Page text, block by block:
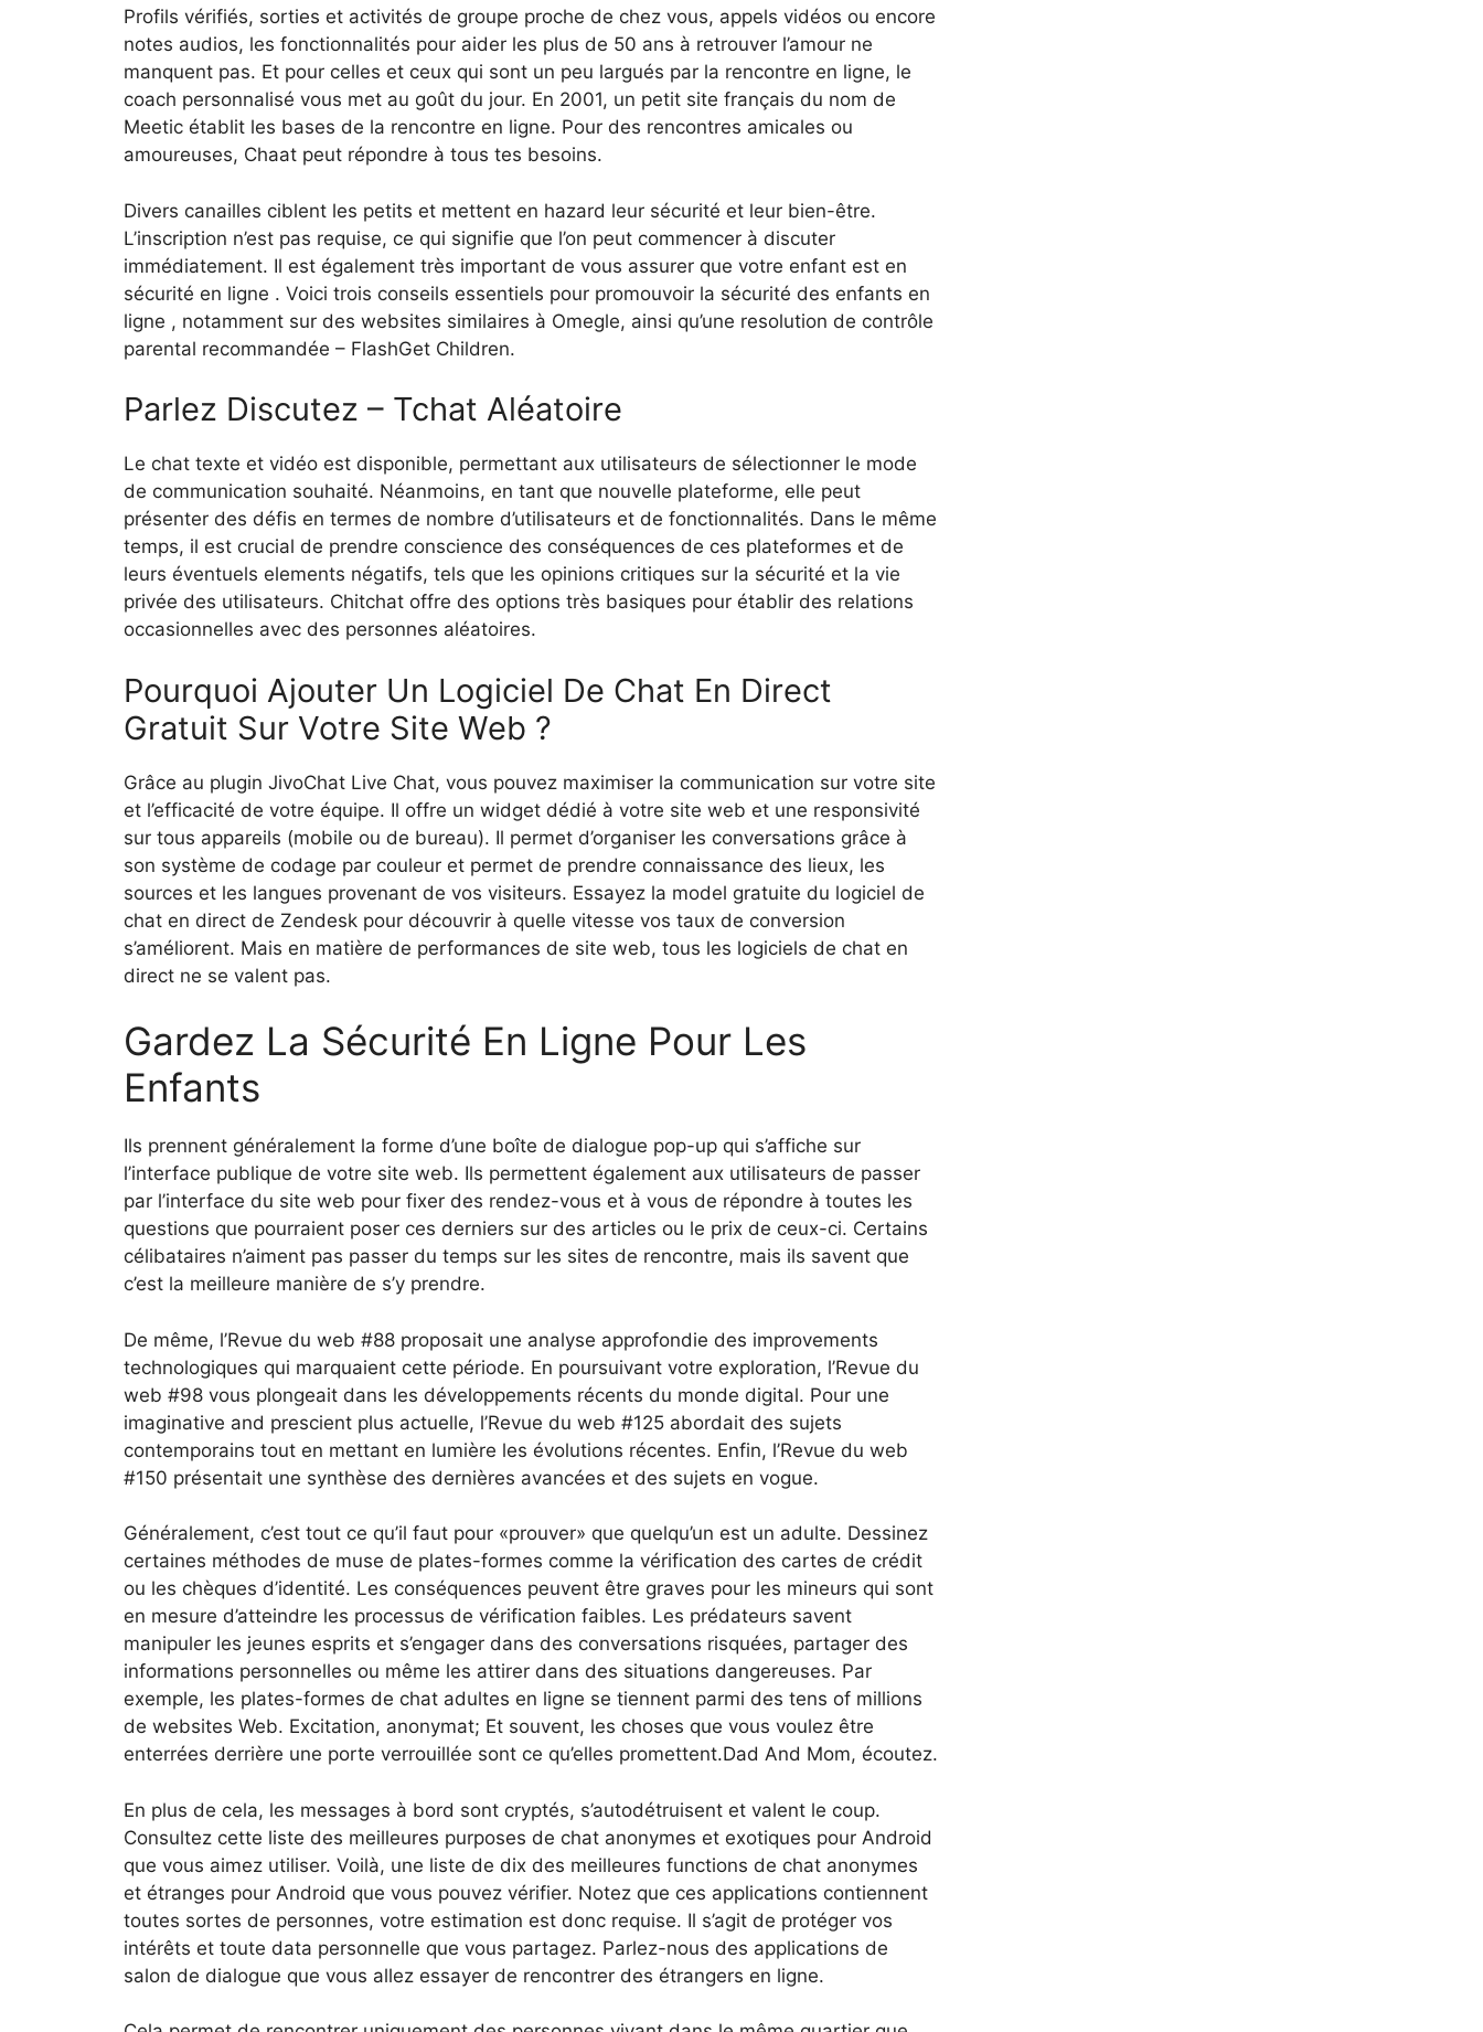
Profils vérifiés, sorties et activités de groupe proche de chez vous, appels vidéos ou encore
notes audios, les fonctionnalités pour aider les plus de 50 ans à retrouver l’amour ne
manquent pas. Et pour celles et ceux qui sont un peu largués par la rencontre en ligne, le
coach personnalisé vous met au goût du jour. En 2001, un petit site français du nom de
Meetic établit les bases de la rencontre en ligne. Pour des rencontres amicales ou
amoureuses, Chaat peut répondre à tous tes besoins.
Divers canailles ciblent les petits et mettent en hazard leur sécurité et leur bien-être.
L’inscription n’est pas requise, ce qui signifie que l’on peut commencer à discuter
immédiatement. Il est également très important de vous assurer que votre enfant est en
sécurité en ligne . Voici trois conseils essentiels pour promouvoir la sécurité des enfants en
ligne , notamment sur des websites similaires à Omegle, ainsi qu’une resolution de contrôle
parental recommandée – FlashGet Children.
Parlez Discutez – Tchat Aléatoire
Le chat texte et vidéo est disponible, permettant aux utilisateurs de sélectionner le mode
de communication souhaité. Néanmoins, en tant que nouvelle plateforme, elle peut
présenter des défis en termes de nombre d’utilisateurs et de fonctionnalités. Dans le même
temps, il est crucial de prendre conscience des conséquences de ces plateformes et de
leurs éventuels elements négatifs, tels que les opinions critiques sur la sécurité et la vie
privée des utilisateurs. Chitchat offre des options très basiques pour établir des relations
occasionnelles avec des personnes aléatoires.
Pourquoi Ajouter Un Logiciel De Chat En Direct
Gratuit Sur Votre Site Web ?
Grâce au plugin JivoChat Live Chat, vous pouvez maximiser la communication sur votre site
et l’efficacité de votre équipe. Il offre un widget dédié à votre site web et une responsivité
sur tous appareils (mobile ou de bureau). Il permet d’organiser les conversations grâce à
son système de codage par couleur et permet de prendre connaissance des lieux, les
sources et les langues provenant de vos visiteurs. Essayez la model gratuite du logiciel de
chat en direct de Zendesk pour découvrir à quelle vitesse vos taux de conversion
s’améliorent. Mais en matière de performances de site web, tous les logiciels de chat en
direct ne se valent pas.
Gardez La Sécurité En Ligne Pour Les
Enfants
Ils prennent généralement la forme d’une boîte de dialogue pop-up qui s’affiche sur
l’interface publique de votre site web. Ils permettent également aux utilisateurs de passer
par l’interface du site web pour fixer des rendez-vous et à vous de répondre à toutes les
questions que pourraient poser ces derniers sur des articles ou le prix de ceux-ci. Certains
célibataires n’aiment pas passer du temps sur les sites de rencontre, mais ils savent que
c’est la meilleure manière de s’y prendre.
De même, l’Revue du web #88 proposait une analyse approfondie des improvements
technologiques qui marquaient cette période. En poursuivant votre exploration, l’Revue du
web #98 vous plongeait dans les développements récents du monde digital. Pour une
imaginative and prescient plus actuelle, l’Revue du web #125 abordait des sujets
contemporains tout en mettant en lumière les évolutions récentes. Enfin, l’Revue du web
#150 présentait une synthèse des dernières avancées et des sujets en vogue.
Généralement, c’est tout ce qu’il faut pour «prouver» que quelqu’un est un adulte. Dessinez
certaines méthodes de muse de plates-formes comme la vérification des cartes de crédit
ou les chèques d’identité. Les conséquences peuvent être graves pour les mineurs qui sont
en mesure d’atteindre les processus de vérification faibles. Les prédateurs savent
manipuler les jeunes esprits et s’engager dans des conversations risquées, partager des
informations personnelles ou même les attirer dans des situations dangereuses. Par
exemple, les plates-formes de chat adultes en ligne se tiennent parmi des tens of millions
de websites Web. Excitation, anonymat; Et souvent, les choses que vous voulez être
enterrées derrière une porte verrouillée sont ce qu’elles promettent.Dad And Mom, écoutez.
En plus de cela, les messages à bord sont cryptés, s’autodétruisent et valent le coup.
Consultez cette liste des meilleures purposes de chat anonymes et exotiques pour Android
que vous aimez utiliser. Voilà, une liste de dix des meilleures functions de chat anonymes
et étranges pour Android que vous pouvez vérifier. Notez que ces applications contiennent
toutes sortes de personnes, votre estimation est donc requise. Il s’agit de protéger vos
intérêts et toute data personnelle que vous partagez. Parlez-nous des applications de
salon de dialogue que vous allez essayer de rencontrer des étrangers en ligne.